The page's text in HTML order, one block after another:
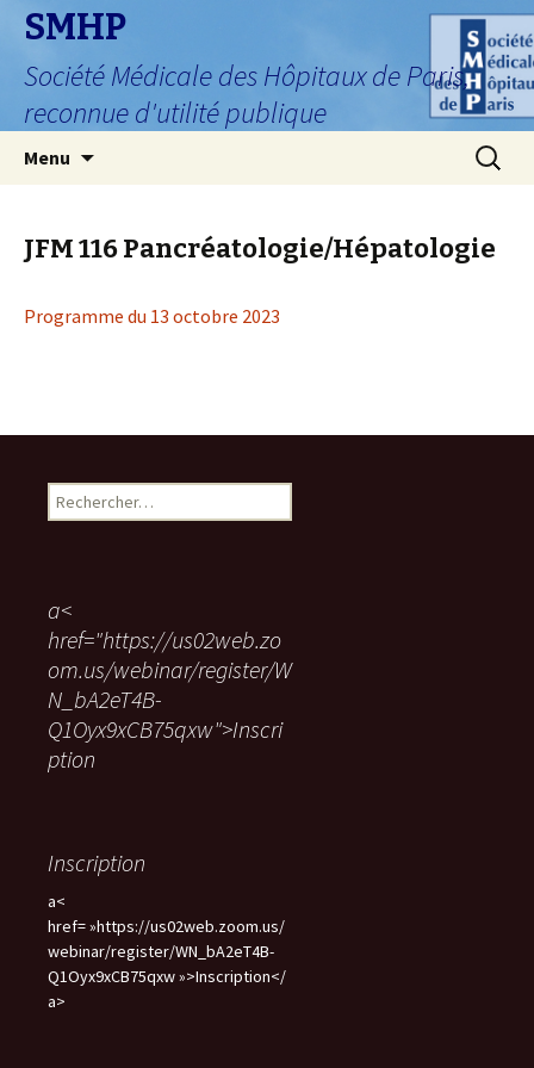
SMHP
Société Médicale des Hôpitaux de Paris,
reconnue d'utilité publique
Menu
JFM 116 Pancréatologie/Hépatologie
Programme du 13 octobre 2023
R
e
r
c
h
e
r
:
a<
href="https://us02web.zo
om.us/webinar/register/W
N_bA2eT4B-
Q1Oyx9xCB75qxw">Inscri
ption
Inscription
a<
href= »https://us02web.zoom.us/
webinar/register/WN_bA2eT4B-
Q1Oyx9xCB75qxw »>Inscription</
a>